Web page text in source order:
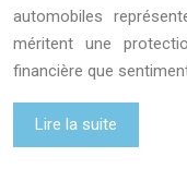
automobiles
méritent une
financière que
Lire la suite